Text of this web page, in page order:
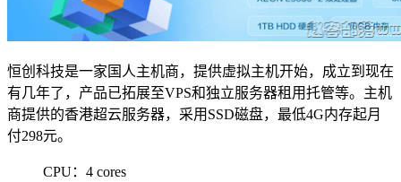
恒创科技是一家国人主机商，提供虚拟主机开始，成立到现在
有几年了，产品已拓展至VPS和独立服务器租用托管等。主机
商提供的香港超云服务器，采用SSD磁盘，最低4G内存起月
付298元。
CPU：4 cores